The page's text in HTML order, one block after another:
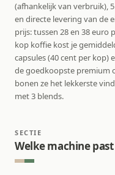
(afhankelijk van verbruik),
en directe levering van de
prijs: tussen 28 en 38 euro
kop koffie kost je
capsules (40 cent per kop)
de goedkoopste premium
bonen ze het lekkerste
met 3 blends.
SECTIE
Welke machine